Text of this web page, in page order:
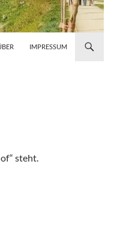
IMPRESSUM
steht.